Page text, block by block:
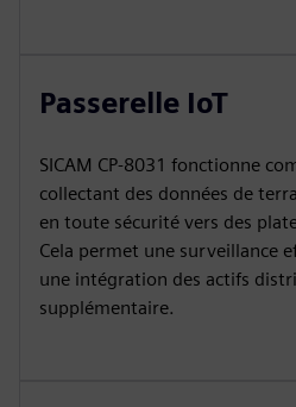
Passerelle IoT
SICAM CP‑8031 fonctionne
collectant des données de
en toute sécurité vers des
Cela permet une surveillance
une intégration des actifs
supplémentaire.